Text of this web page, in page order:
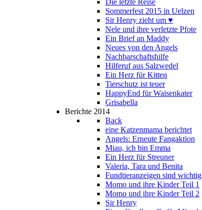
Die letzte Reise
Sommerfest 2015 in Uelzen
Sir Henry zieht um ♥
Nele und ihre verletzte Pfote
Ein Brief an Maddy
Neues von den Angels
Nachbarschaftshilfe
Hilferuf aus Salzwedel
Ein Herz für Kitten
Tierschutz ist teuer
HappyEnd für Waisenkater
Grisabella
Berichte 2014
Back
eine Katzenmama berichtet
Angels: Erneute Fangaktion
Miau, ich bin Emma
Ein Herz für Streuner
Valeria, Tara und Benita
Fundtieranzeigen sind wichtig
Momo und ihre Kinder Teil 1
Momo und ihre Kinder Teil 2
Sir Henry